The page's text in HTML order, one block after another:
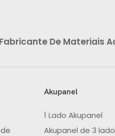
Fabricante De Materiais
Akupanel
1 Lado Akupanel
Akupanel de 3